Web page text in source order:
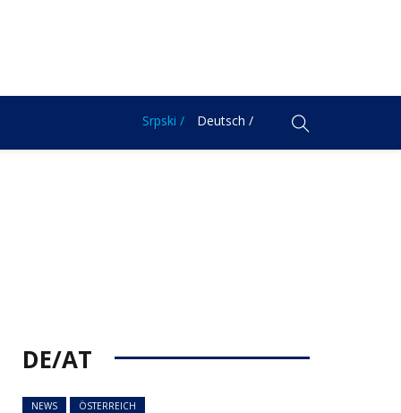
Srpski / Deutsch /
DE/AT
NEWS ÖSTERREICH